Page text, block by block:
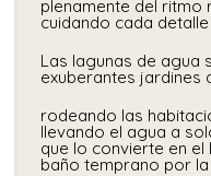
plenamente del ritmo
cuidando cada
Las lagunas de agua
exuberantes jardines
rodeando las
llevando el agua a
que lo convierte en
baño temprano por la